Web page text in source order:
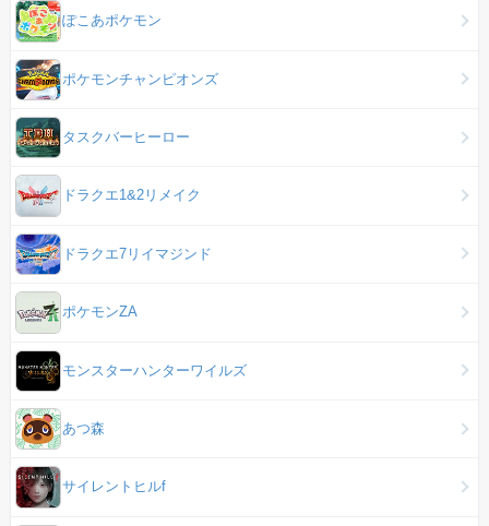
ぽこあポケモン
ポケモンチャンピオンズ
タスクバーヒーロー
ドラクエ1&2リメイク
ドラクエ7リイマジンド
ポケモンZA
モンスターハンターワイルズ
あつ森
サイレントヒルf